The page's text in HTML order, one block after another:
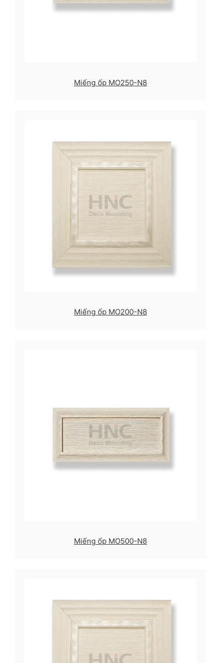
Miếng ốp MO250-N8
Miếng ốp MO200-N8
Miếng ốp MO500-N8